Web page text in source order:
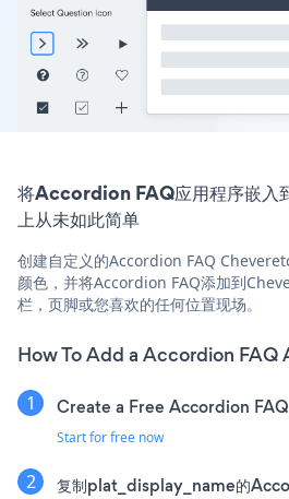
将Accordion FAQ应用程序嵌入
上从未如此简单
创建自定义的Accordion FAQ
颜色，并将Accordion FAQ添加到
栏，页脚或您喜欢的任何位置现场。
How To Add a Accordion
Create a Free Accordion
Start for free now
复制plat_display_name的